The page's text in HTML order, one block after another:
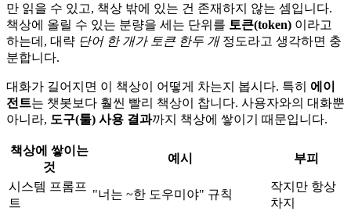
만 읽을 수 있고, 책상 밖에 있는 건 존재하지 않는 셈입니다.
책상에 올릴 수 있는 분량을 세는 단위를 토큰(token) 이라고
하는데, 대략 단어 한 개가 토큰 한두 개정도라고 생각하면 충
분합니다.
대화가 길어지면 이 책상이 어떻게 차는지 봅시다. 특히 에이
전트는 챗봇보다 훨씬 빨리 책상이 찹니다. 사용자와의 대화뿐
아니라, 도구(툴) 사용 결과까지 책상에 쌓이기 때문입니다.
책상에 쌓이는
것
예시 부피
시스템 프롬프
트
"너는 ~한 도우미야" 규칙
작지만 항상
차지